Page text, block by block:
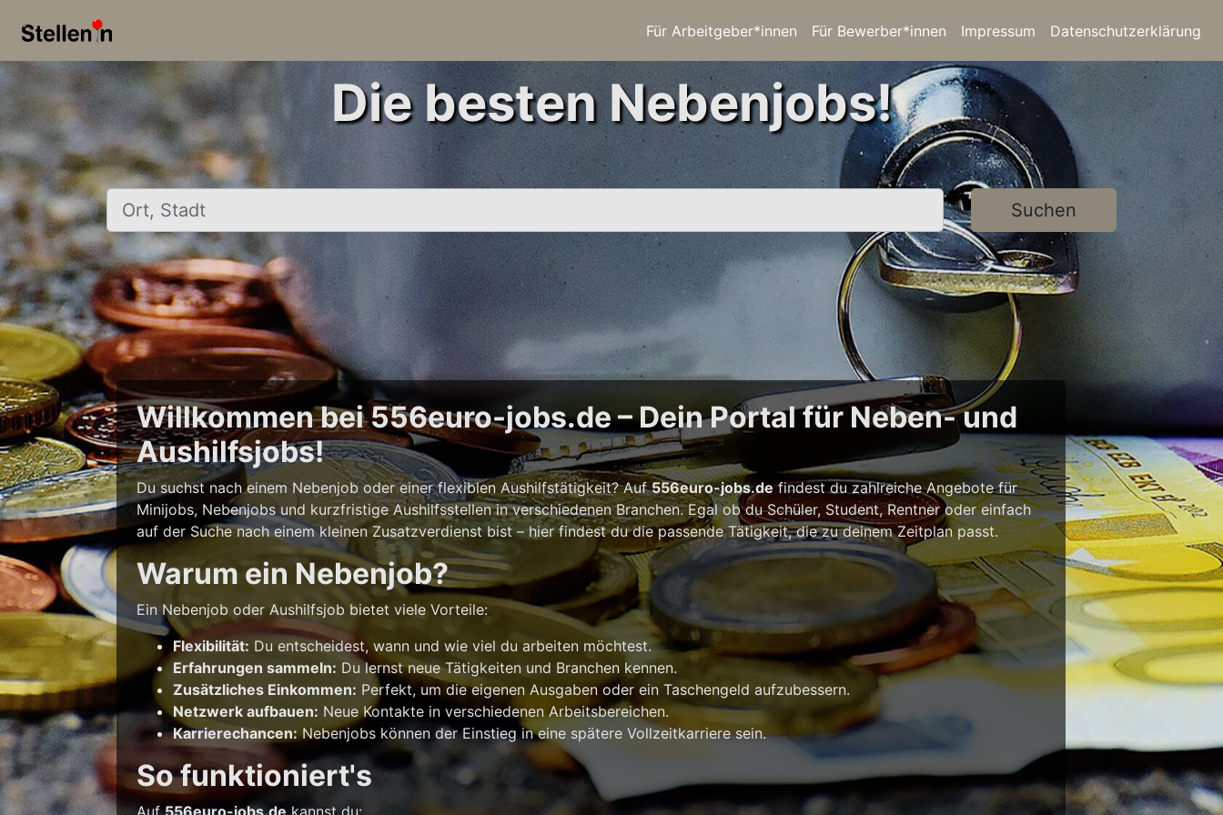
Für Arbeitgeber*innen Für Bewerber*innen Impressum Datenschutzerklärung
Die besten Nebenjobs!
Ort, Stadt Suchen
Willkommen bei 556euro-jobs.de – Dein Portal für Neben- und
Aushilfsjobs!
Du suchst nach einem Nebenjob oder einer flexiblen Aushilfstätigkeit? Auf556euro-jobs.defindest du zahlreiche Angebote für
Minijobs, Nebenjobs und kurzfristige Aushilfsstellen in verschiedenen Branchen. Egal ob du Schüler, Student, Rentner oder einfach
auf der Suche nach einem kleinen Zusatzverdienst bist – hier findest du die passende Tätigkeit, die zu deinem Zeitplan passt.
Warum ein Nebenjob?
Ein Nebenjob oder Aushilfsjob bietet viele Vorteile:
Flexibilität: Du entscheidest, wann und wie viel du arbeiten möchtest.
Erfahrungen sammeln: Du lernst neue Tätigkeiten und Branchen kennen.
Zusätzliches Einkommen: Perfekt, um die eigenen Ausgaben oder ein Taschengeld aufzubessern.
Netzwerk aufbauen: Neue Kontakte in verschiedenen Arbeitsbereichen.
Karrierechancen:Nebenjobs können der Einstieg in eine spätere Vollzeitkarriere sein.
So funktioniert's